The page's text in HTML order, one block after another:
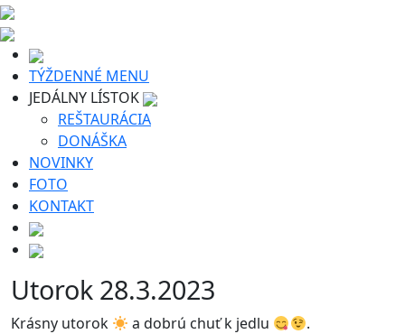
TÝŽDENNÉ MENU
JEDÁLNY LÍSTOK
REŠTAURÁCIA
DONÁŠKA
NOVINKY
FOTO
KONTAKT
Utorok 28.3.2023
Krásny utorok a dobrú chuť k jedlu
.